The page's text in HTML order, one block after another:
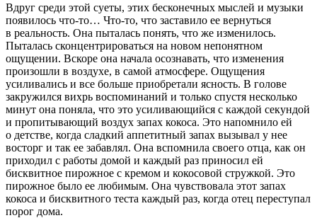
Вдруг среди этой суеты, этих бесконечных мыслей и музыки
появилось что-то… Что-то, что заставило ее вернуться
в реальность. Она пыталась понять, что же изменилось.
Пыталась сконцентрироваться на новом непонятном
ощущении. Вскоре она начала осознавать, что изменения
произошли в воздухе, в самой атмосфере. Ощущения
усиливались и все больше приобретали ясность. В голове
закружился вихрь воспоминаний и только спустя несколько
минут она поняла, что это усиливающийся с каждой секундой
и пропитывающий воздух запах кокоса. Это напомнило ей
о детстве, когда сладкий аппетитный запах вызывал у нее
восторг и так ее забавлял. Она вспомнила своего отца, как он
приходил с работы домой и каждый раз приносил ей
бисквитное пирожное с кремом и кокосовой стружкой. Это
пирожное было ее любимым. Она чувствовала этот запах
кокоса и бисквитного теста каждый раз, когда отец переступал
порог дома.